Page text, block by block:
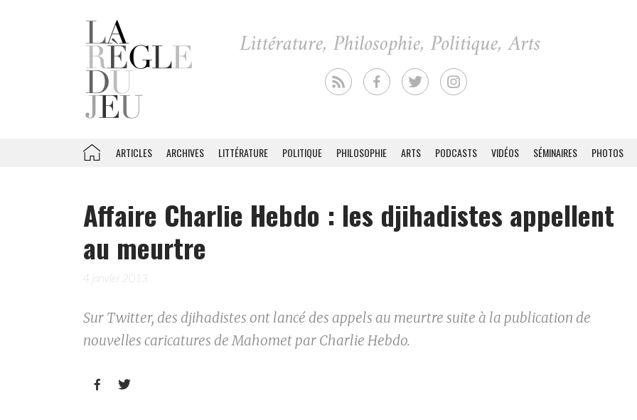
ARTICLES ARCHIVES LITTÉRATURE POLITIQUE PHILOSOPHIE ARTS PODCASTS VIDÉOS SÉMINAIRES PHOTOS
Affaire Charlie Hebdo : les djihadistes appellent
au meurtre
4 janvier 2013
Sur Twitter, des djihadistes ont lancé des appels au meurtre suite à la publication de
nouvelles caricatures de Mahomet par Charlie Hebdo.
 